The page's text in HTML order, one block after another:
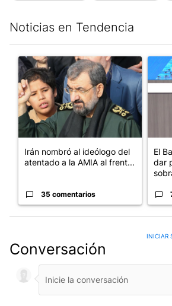
Noticias en Tendencia
Un artículo de tendencia con el título
Irán nombró al ideólogo del
atentado a la AMIA al frent...
35 comentarios
Un
El
dar
Conversación
INICIAR